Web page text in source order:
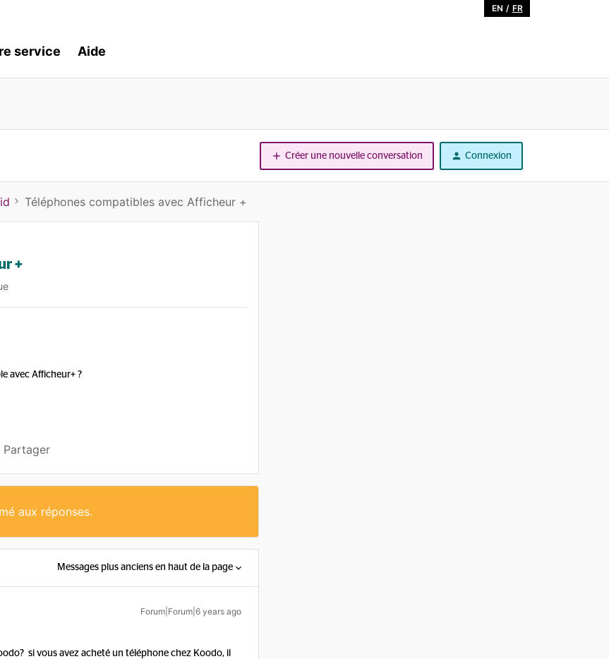
EN / FR
service Aide
Créer une nouvelle conversation Connexion
Téléphones compatibles avec Afficheur +
+
avec Afficheur+ ?
Partager
aux réponses.
Messages plus anciens en haut de la page
Forum|Forum|6 years ago
si vous avez acheté un téléphone chez Koodo, il